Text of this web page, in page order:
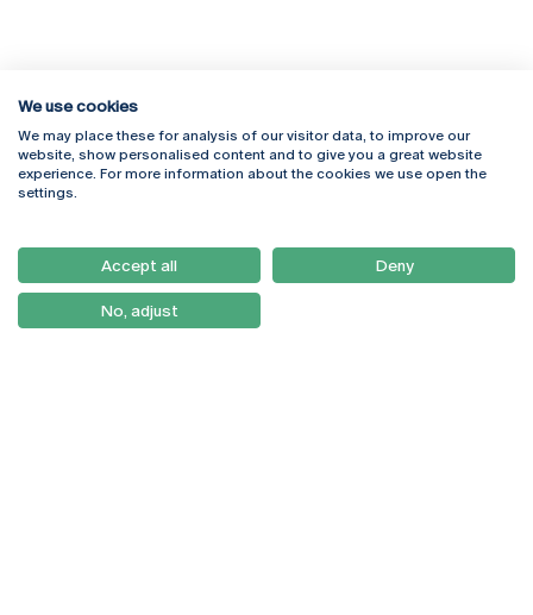
Rua Diogo Botelho 1327
4169-005 Porto
+351 226 196 240
Campus Online
Webmail
Como Chegar
Newsletter
We use cookies
We may place these for analysis of our visitor data, to improve our
website, show personalised content and to give you a great website
experience. For more information about the cookies we use open the
settings.
Accept all Deny
No, adjust